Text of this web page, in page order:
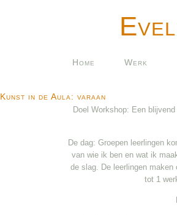
Home Werk
Kunst in de Aula: varaan
Doel Workshop: Een
De dag: Groepen leerlingen
van wie ik ben en wat ik
de slag. De leerlingen maken
tot 1